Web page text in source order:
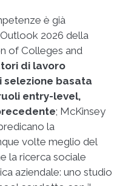
è già
2026 della
of Colleges and
di lavoro
basata
entry-level,
; McKinsey
la
volte meglio del
la ricerca sociale
aziendale: uno studio